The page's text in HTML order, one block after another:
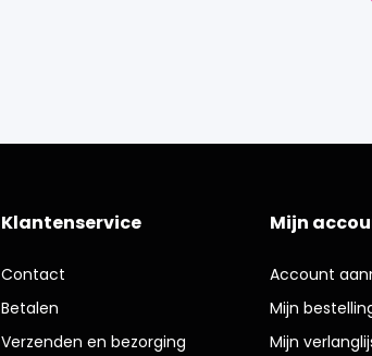
Klantenservice
Contact
Betalen
Verzenden en bezorging
Mijn
Account
Mijn
Mijn